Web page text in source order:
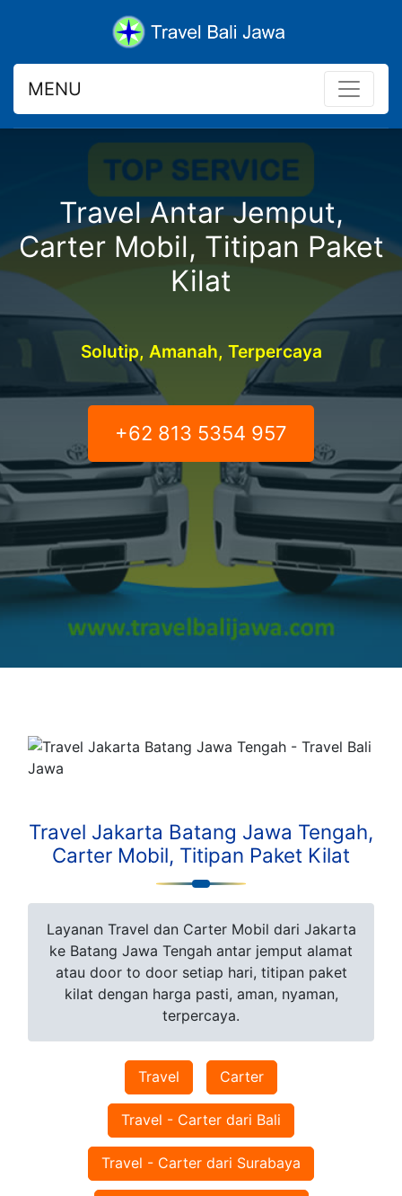
MENU
Travel Antar Jemput,
Carter Mobil, Titipan Paket
Kilat
Solutip, Amanah, Terpercaya
+62 813 5354 957
Travel Jakarta Batang Jawa Tengah,
Carter Mobil, Titipan Paket Kilat
Layanan Travel dan Carter Mobil dari Jakarta
ke Batang Jawa Tengah antar jemput alamat
atau door to door setiap hari, titipan paket
kilat dengan harga pasti, aman, nyaman,
terpercaya.
Travel Carter
Travel - Carter dari Bali
Travel - Carter dari Surabaya